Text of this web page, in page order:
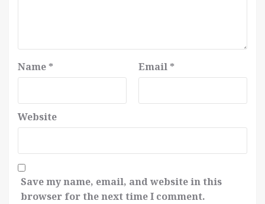
Name * Email *
Website
Save my name, email, and website in this
browser for the next time I comment.